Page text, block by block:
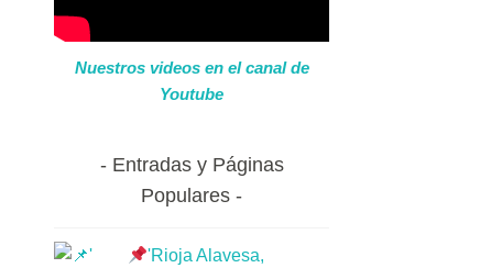
Nuestros videos en el canal de
Youtube
Entradas y Páginas
Populares
'Rioja Alavesa,